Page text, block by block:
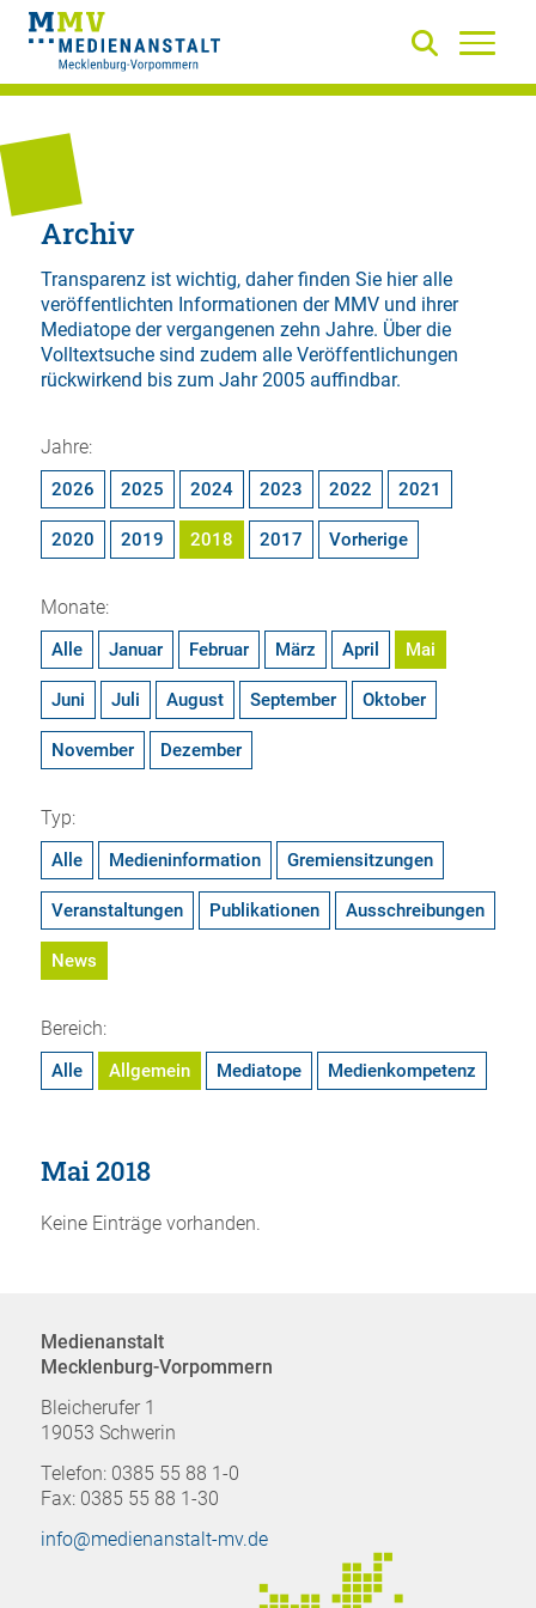
Archiv
Transparenz ist wichtig, daher finden Sie hier alle
veröffentlichten Informationen der MMV und ihrer
Mediatope der vergangenen zehn Jahre. Über die
Volltextsuchesind zudem alle Veröffentlichungen
rückwirkend bis zum Jahr 2005 auffindbar.
Jahre:
2026 2025 2024 2023 2022 2021
2020 2019 2018 2017 Vorherige
Monate:
Alle Januar Februar März April Mai
Juni Juli August September Oktober
November Dezember
Typ:
Alle Medieninformation Gremiensitzungen
Veranstaltungen Publikationen Ausschreibungen
News
Bereich:
Alle Allgemein Mediatope Medienkompetenz
Mai 2018
Keine Einträge vorhanden.
Medienanstalt
Mecklenburg-Vorpommern
Bleicherufer 1
19053 Schwerin
Telefon: 0385 55 88 1-0
Fax: 0385 55 88 1-30
info@medienanstalt-mv.de